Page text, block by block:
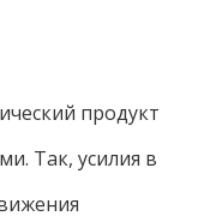
продукт
Так, усилия в